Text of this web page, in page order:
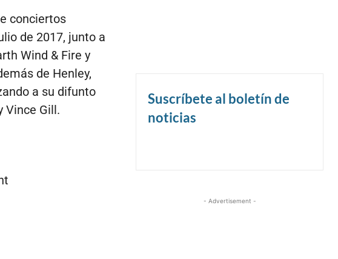
conciertos
de 2017, junto a
Wind & Fire y
de Henley,
a su difunto
Vince Gill.
Suscríbete al boletín de
noticias
- Advertisement -